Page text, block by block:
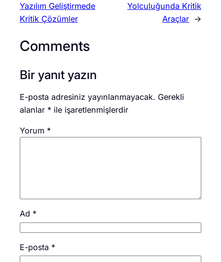
Yazılım Geliştirmede
Kritik Çözümler
Yolculuğunda Kritik
Araçlar →
Comments
Bir yanıt yazın
E-posta adresiniz yayınlanmayacak. Gerekli
alanlar * ile işaretlenmişlerdir
Yorum *
Ad *
E-posta *